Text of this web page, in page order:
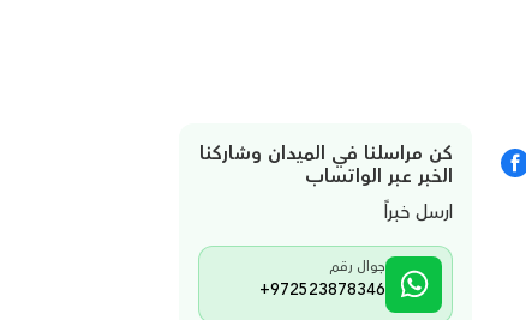
كن مراسلنا في الميدان وشاركنا
الخبر عبر الواتساب
ارسل خبراً
جوال رقم
+972523878346